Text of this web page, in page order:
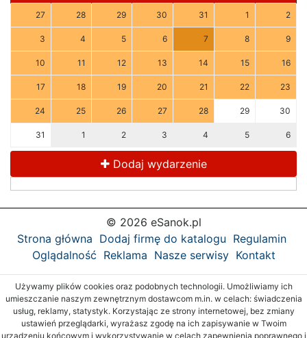
27 28 29 30 31 1 2
3 4 5 6 7 8 9
10 11 12 13 14 15 16
17 18 19 20 21 22 23
24 25 26 27 28 29 30
31 1 2 3 4 5 6
Dodaj wydarzenie
© 2026 eSanok.pl
Strona główna Dodaj firmę do katalogu Regulamin
Oglądalność Reklama Nasze serwisy Kontakt
Używamy plików cookies oraz podobnych technologii. Umożliwiamy ich
umieszczanie naszym zewnętrznym dostawcom m.in. w celach: świadczenia
usług, reklamy, statystyk. Korzystając ze strony internetowej, bez zmiany
ustawień przeglądarki, wyrażasz zgodę na ich zapisywanie w Twoim
urządzeniu końcowym i wykorzystywanie w celach zapewnienia poprawnego i